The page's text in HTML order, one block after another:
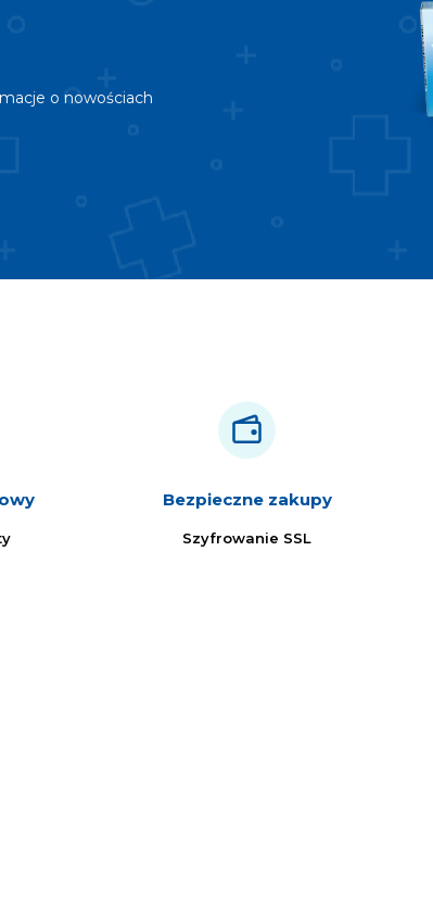
o nowościach
Bezpieczne zakupy
Szyfrowanie SSL